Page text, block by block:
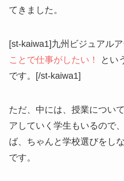
てきました。
[st-kaiwa1]九州ビジュアルア
ことで仕事がしたい！
とい
です。[/st-kaiwa1]
ただ、中には、授業につい
アしていく学生もいるので
ば、ちゃんと学校選びをし
です。